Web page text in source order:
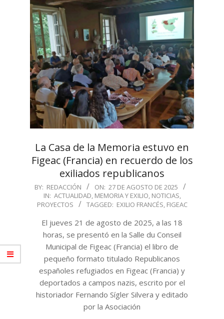
La Casa de la Memoria estuvo en
Figeac (Francia) en recuerdo de los
exiliados republicanos
2025-
27
BY: REDACCIÓN ON: 27 DE AGOSTO DE 2025
IN: ACTUALIDAD MEMORIA Y EXILIO NOTICIAS
PROYECTOS
TAGGED: EXILIO FRANCÉS FIGEAC
El jueves 21 de agosto de 2025, a las 18
horas, se presentó en la Salle du Conseil
Municipal de Figeac (Francia) el libro de
pequeño formato titulado Republicanos
españoles refugiados en Figeac (Francia) y
deportados a campos nazis, escrito por el
historiador Fernando Sígler Silvera y editado
por la Asociación